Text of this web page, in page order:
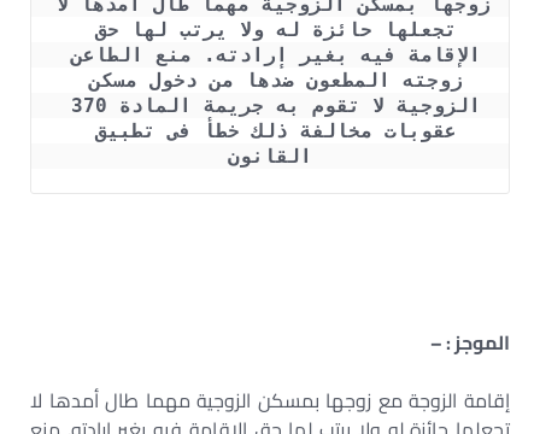
الإقامة فيه بغير إرادته. منع الطاعن
زوجته المطعون ضدها من دخول مسكن
القانون
الموجز : –
إقامة الزوجة مع زوجها بمسكن الزوجية مهما طال أمدها لا